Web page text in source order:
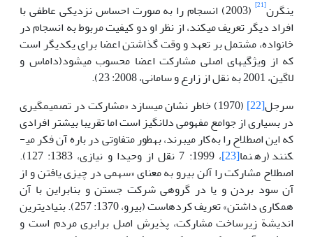
ینگرن[21]
(2003) انسجام را به صورت احساس نزدیکی عاطفی با
افراد دیگر تعریف می­کند، از نظر او دو کیفیت مربوط به انسجام در
خانواده، مشتمل بر تعهد و وقت گذاشتن اعضا برای یکدیگر است
که از ویژگی­های اصلی مشارکت اعضا محسوب می­شود(داماس و
لاگین، 2001 به نقل از زارع و سامانی، 2008: 23­).
سرجل[22]
(1970) خاطر نشان می­سازد «­مشارکت در تصمیم­گیری
در بسیاری از جوامع مفهومی دل­انگیز است اما تقریبا بیشتر افرادی
که این اصطلاح را به‌کار می­برند، به­طور متفاوتی در باره آن فکر می­
کنند (رهنما[23]
، 1999: 7 نقل از وحیدا و نیازی، 1383: 127).
اصطلاح مشارکت را آلن بیرو به معنای «­سهمی در چیزی یافتن و از
آن سود بردن و یا در گروهی شرکت جستن و بنابراین با آن
همکاری داشتن» تعریف کرده­است (بیرو، 1370: 257). بنیادی­ترین
اندیشة زیر­ساخت مشارکت، پذیرش اصل برابری مردم است و